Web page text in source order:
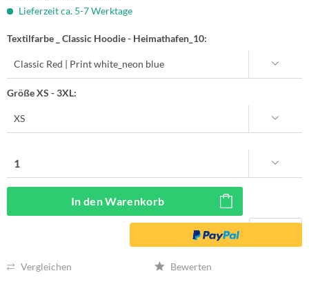
Lieferzeit ca. 5-7 Werktage
Textilfarbe _ Classic Hoodie - Heimathafen_10:
Größe XS - 3XL:
In denWarenkorb
Vergleichen Bewerten